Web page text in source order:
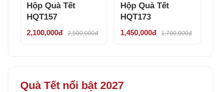
Hộp Quà Tết
HQT157
2,100,000đ 2,500,000đ
Hộp Quà Tết
HQT173
1,450,000đ 1,700,000đ
Quà Tết nổi bật 2027